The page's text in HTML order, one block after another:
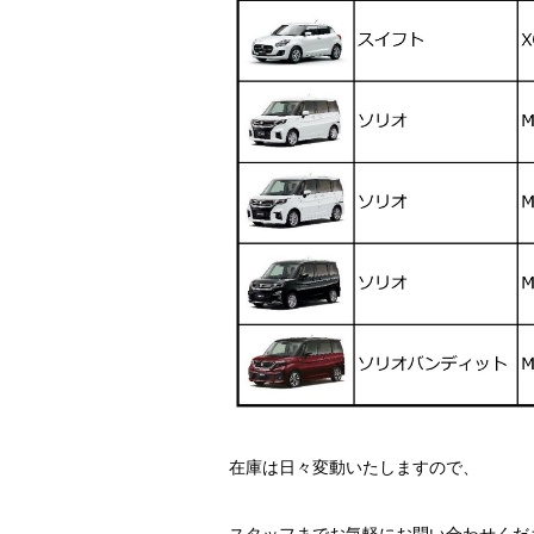
在庫は日々変動いたしますので、